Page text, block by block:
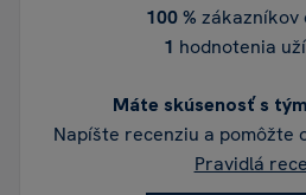
100 % zákazníkov
1 hodnotenia
Máte skúsenosť s
Napíšte recenziu a pomôžte
Pravidlá